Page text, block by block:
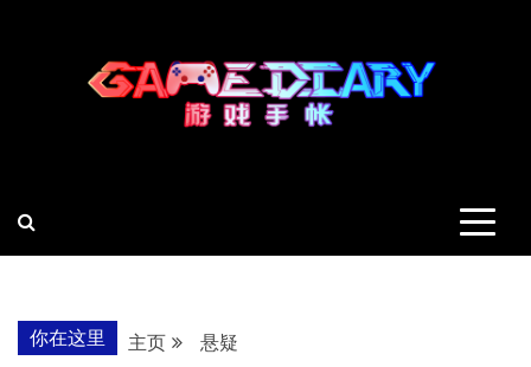
你在这里 主页 悬疑